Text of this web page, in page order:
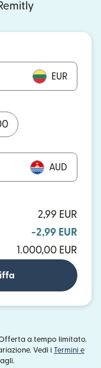
EUR
AUD
2,99 EUR
-2,99 EUR
1.000,00 EUR
a tempo limitato.
Vedi i Termini e
nuova finestra)